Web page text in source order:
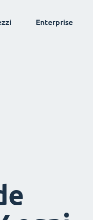
Enterprise